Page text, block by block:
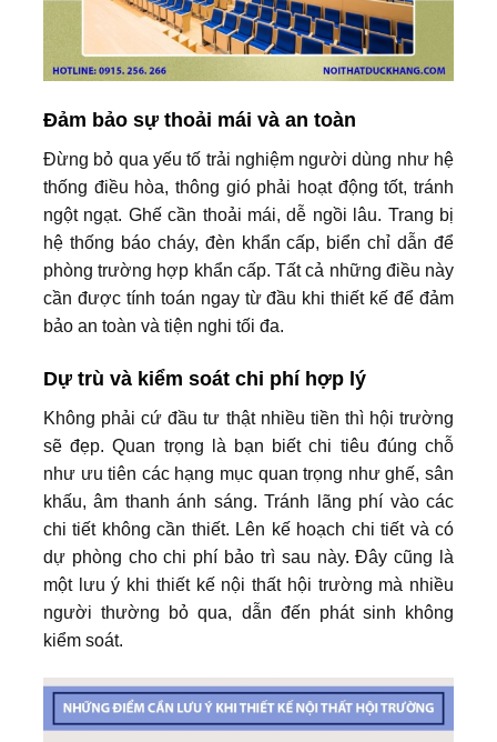
Đảm bảo sự thoải mái và an toàn
Đừng bỏ qua yếu tố trải nghiệm người dùng như hệ
thống điều hòa, thông gió phải hoạt động tốt, tránh
ngột ngạt. Ghế cần thoải mái, dễ ngồi lâu. Trang bị
hệ thống báo cháy, đèn khẩn cấp, biển chỉ dẫn để
phòng trường hợp khẩn cấp. Tất cả những điều này
cần được tính toán ngay từ đầu khi thiết kế để đảm
bảo an toàn và tiện nghi tối đa.
Dự trù và kiểm soát chi phí hợp lý
Không phải cứ đầu tư thật nhiều tiền thì hội trường
sẽ đẹp. Quan trọng là bạn biết chi tiêu đúng chỗ
như ưu tiên các hạng mục quan trọng như ghế, sân
khấu, âm thanh ánh sáng. Tránh lãng phí vào các
chi tiết không cần thiết. Lên kế hoạch chi tiết và có
dự phòng cho chi phí bảo trì sau này. Đây cũng là
một lưu ý khi thiết kế nội thất hội trường mà nhiều
người thường bỏ qua, dẫn đến phát sinh không
kiểm soát.